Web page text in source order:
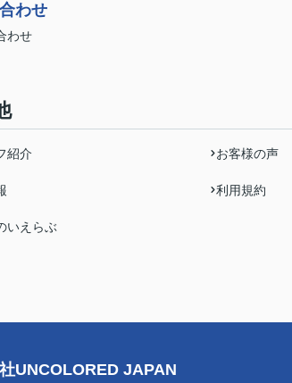
わせ
わせ
紹介 お客様の声
利用規約
いえらぶ
UNCOLORED JAPAN